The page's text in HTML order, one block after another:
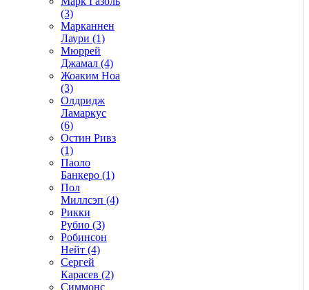
(3)
Марканнен
Лаури (1)
Мюррей
Джамал (4)
Жоаким Ноа
(3)
Олдридж
Ламаркус
(6)
Остин Ривз
(1)
Паоло
Банкеро (1)
Пол
Миллсэп (4)
Рикки
Рубио (3)
Робинсон
Нейт (4)
Сергей
Карасев (2)
Симмонс